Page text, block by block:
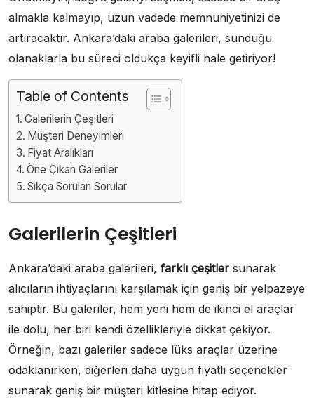
almakla kalmayıp, uzun vadede memnuniyetinizi de
artıracaktır. Ankara’daki araba galerileri, sunduğu
olanaklarla bu süreci oldukça keyifli hale getiriyor!
Table of Contents
Galerilerin Çeşitleri
Müşteri Deneyimleri
Fiyat Aralıkları
Öne Çıkan Galeriler
Sıkça Sorulan Sorular
Galerilerin Çeşitleri
Ankara’daki araba galerileri, farklı çeşitler sunarak
alıcıların ihtiyaçlarını karşılamak için geniş bir yelpazeye
sahiptir. Bu galeriler, hem yeni hem de ikinci el araçlar
ile dolu, her biri kendi özellikleriyle dikkat çekiyor.
Örneğin, bazı galeriler sadece lüks araçlar üzerine
odaklanırken, diğerleri daha uygun fiyatlı seçenekler
sunarak geniş bir müşteri kitlesine hitap ediyor.